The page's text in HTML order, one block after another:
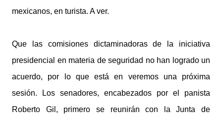
mexicanos, en turista. A ver.
Que las comisiones dictaminadoras de la iniciativa
presidencial en materia de seguridad no han logrado un
acuerdo, por lo que está en veremos una próxima
sesión. Los senadores, encabezados por el panista
Roberto Gil, primero se reunirán con la Junta de